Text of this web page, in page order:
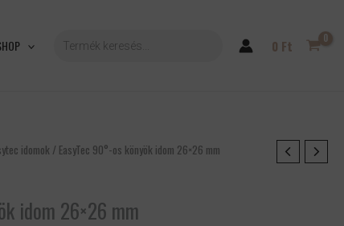
SEARCH 0 Ft
idomok / EasyTec 90°-os könyök idom 26×26 mm
idom 26×26 mm